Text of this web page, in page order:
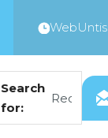
WebUntis
Search
for: